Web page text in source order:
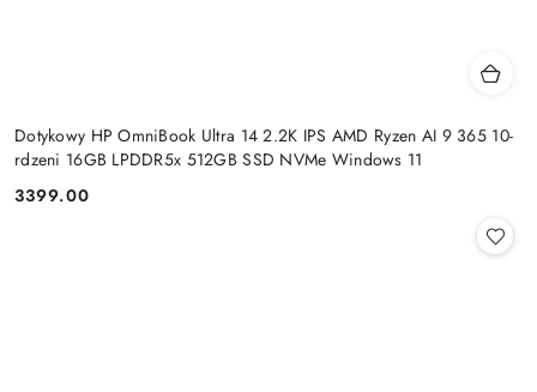
Dotykowy HP OmniBook Ultra 14 2.2K IPS AMD Ryzen AI 9 365 10-
rdzeni 16GB LPDDR5x 512GB SSD NVMe Windows 11
Cena:
3399.00